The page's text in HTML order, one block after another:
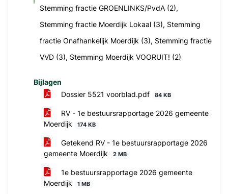
voor
Stemming fractie GROENLINKS/PvdA (2),
Stemming fractie Moerdijk Lokaal (3), Stemming
fractie Onafhankelijk Moerdijk (3), Stemming fractie
VVD (3), Stemming Moerdijk VOORUIT! (2)
Bijlagen
Dossier 5521 voorblad.pdf
84 KB
RV - 1e bestuursrapportage 2026 gemeente
Moerdijk
174 KB
Getekend RV - 1e bestuursrapportage 2026
gemeente Moerdijk
2 MB
1e bestuursrapportage 2026 gemeente
Moerdijk
1 MB